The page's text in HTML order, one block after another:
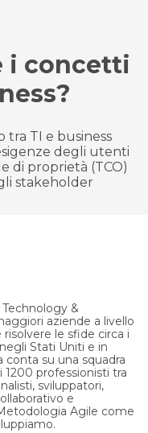
i concetti
tra TI e business
degli utenti
di proprietà (TCO)
stakeholder
&
aziende a livello
le sfide circa i
Stati Uniti e in
conta su una squadra
professionisti tra
sviluppatori,
e
Agile come